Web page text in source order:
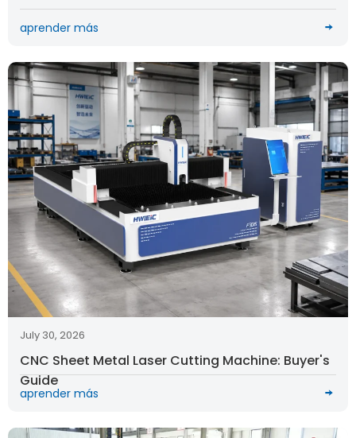
aprender más
July 30, 2026
CNC Sheet Metal Laser Cutting Machine: Buyer's
Guide
aprender más